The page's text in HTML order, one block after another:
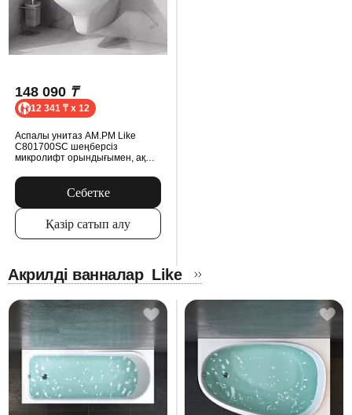
148 090 ₸
12 341 ₸ x 12
Аспалы унитаз AM.PM Like
C801700SC шеңберсіз
микролифт орындығымен, ақ
Себетке
Қазір сатып алу
Акрилді ванналар Like